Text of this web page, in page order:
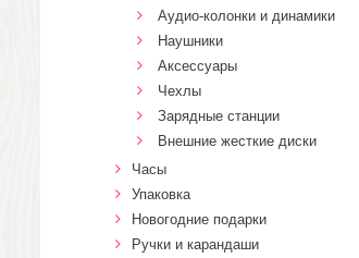
Аудио-колонки и динамики
Наушники
Аксессуары
Чехлы
Зарядные станции
Внешние жесткие диски
Часы
Упаковка
Новогодние подарки
Ручки и карандаши